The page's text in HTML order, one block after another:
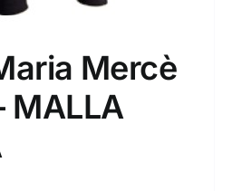
Mercè
MALLA